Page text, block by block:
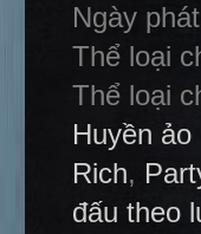
Ngày
Thể loại
Thể loại
Huyền ảo
Rich,
đấu theo